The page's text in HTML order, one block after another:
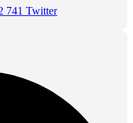
741 Twitter